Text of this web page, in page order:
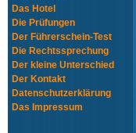
Das Hotel
Die Prüfungen
Der Führerschein-Test
Die Rechtssprechung
Der kleine Unterschied
Der Kontakt
Datenschutzerklärung
Das Impressum